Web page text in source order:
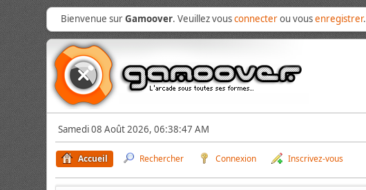
Bienvenue surGamoover. Veuillez vousconnecterou vousenregistrer.
Samedi 08 Août 2026, 06:38:47 AM
Accueil Rechercher Connexion Inscrivez-vous